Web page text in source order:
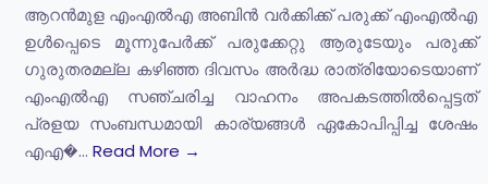
ആറൻമുള എംഎൽഎ അബിൻ വർക്കിക്ക് പരുക്ക് എംഎൽഎ
ഉൾപ്പെടെ മൂന്നുപേർക്ക് പരുക്കേറ്റു ആരുടേയും പരുക്ക്
ഗുരുതരമല്ല കഴിഞ്ഞ ദിവസം അർദ്ധ രാത്രിയോടെയാണ്
എംഎൽഎ സഞ്ചരിച്ച വാഹനം അപകടത്തിൽപ്പെട്ടത്
പ്രളയ സംബന്ധമായി കാര്യങ്ങൾ ഏകോപിപ്പിച്ച ശേഷം
എഎ�... Read More →